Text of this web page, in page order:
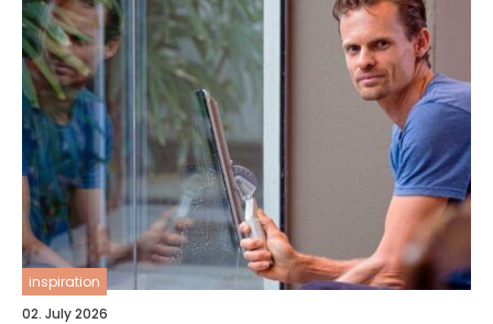
inspiration
02. July 2026